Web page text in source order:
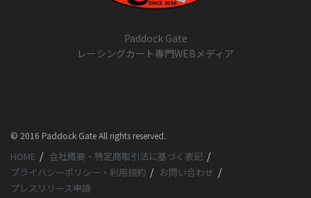
Paddock Gate
レーシングカート専門WEBメディア
© 2016 Paddock Gate All rights reserved.
HOME
会社概要・特定商取引法に基づく表記
プライバシーポリシー・利用規約
お問い合わせ
プレスリリース申請